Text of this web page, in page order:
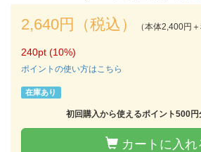
2,640円（税込） （本体2,400円＋
240pt (10%)
ポイントの使い方はこちら
在庫あり
初回購入から使えるポイント500円
カートに入れ